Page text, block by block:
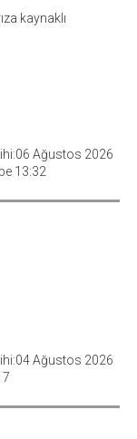
kaynaklı
Ağustos 2026
13:32
Ağustos 2026